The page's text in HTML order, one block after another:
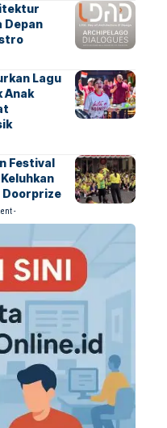
Depan
Lagu
Anak
Festival
Doorprize
-